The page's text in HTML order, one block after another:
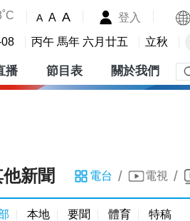
A A A 登入
丙午 馬年 六月廿五 立秋
播 節目表 關於我們
新聞 電台 / 電視 /
本地 要聞 體育 特稿